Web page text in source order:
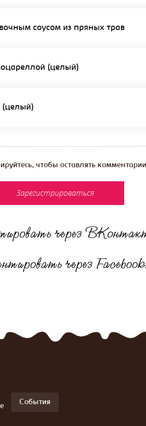
соусом из пряных трав
(целый)
(целый)
чтобы оставлять комментарии
Зарегистрироваться
через
через
События